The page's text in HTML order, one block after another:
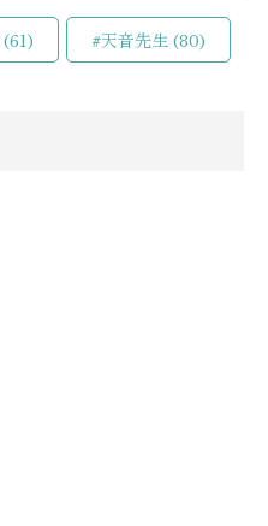
(61) #天音先生 (80)